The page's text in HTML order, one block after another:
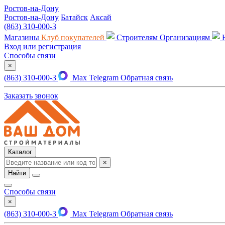
Ростов-на-Дону
Ростов-на-Дону Батайск Аксай
(863) 310-000-3
Магазины Клуб покупателей Строителям Организациям
Вход или регистрация
Способы связи
×
(863) 310-000-3 Max Telegram Обратная связь
Заказать звонок
Каталог
×
Найти
Способы связи
×
(863) 310-000-3 Max Telegram Обратная связь